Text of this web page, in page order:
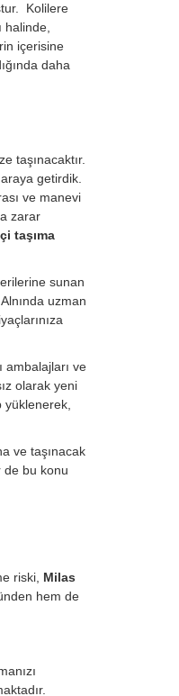
Kolilere
halinde,
içerisine
daha
taşınacaktır.
getirdik.
ve manevi
zarar
taşıma
sunan
uzman
ambalajları ve
olarak yeni
yüklenerek,
ve taşınacak
de bu konu
riski, Milas
hem de